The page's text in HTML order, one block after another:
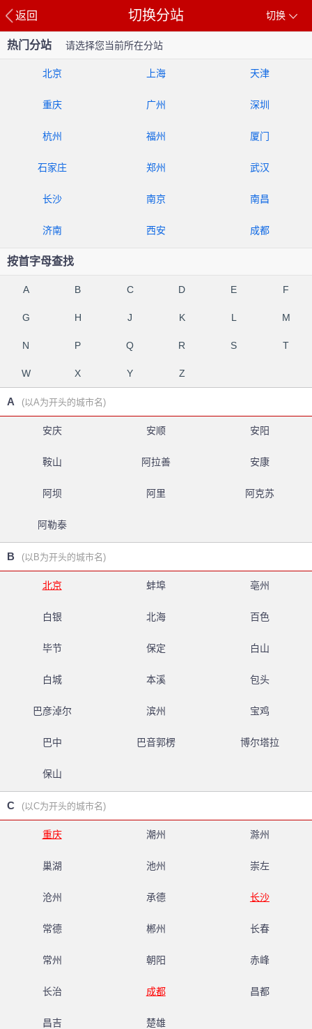
返回 切换
切换分站
热门分站 请选择您当前所在分站
北京 上海 天津
重庆 广州 深圳
杭州 福州 厦门
石家庄 郑州 武汉
长沙 南京 南昌
济南 西安 成都
按首字母查找
A B C D E F
G H J K L M
N P Q R S T
W X Y Z
A (以A为开头的城市名)
安庆 安顺 安阳
鞍山 阿拉善 安康
阿坝 阿里 阿克苏
阿勒泰
B (以B为开头的城市名)
北京 蚌埠 亳州
白银 北海 百色
毕节 保定 白山
白城 本溪 包头
巴彦淖尔 滨州 宝鸡
巴中 巴音郭楞 博尔塔拉
保山
C (以C为开头的城市名)
重庆 潮州 滁州
巢湖 池州 崇左
沧州 承德 长沙
常德 郴州 长春
常州 朝阳 赤峰
长治 成都 昌都
昌吉 楚雄